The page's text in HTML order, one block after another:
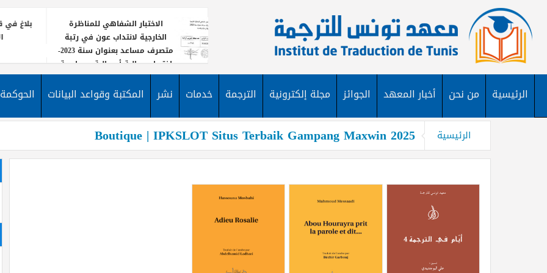
الاختبار الشفاهي للمناظرة
الخارجية لانتداب عون في رتبة
متصرف مساعد بعنوان سنة 2023-
اختصاص مالية أو مالية ومحاسبة
بلاغ في
يعلن
نشر
الرئيسية من نحن أخبار المعهد الجوائز مجلة إلكترونية الترجمة خدمات نشر المكتبة وقواعد البيانات الحوكمة
الرئيسية Boutique | IPKSLOT Situs Terbaik Gampang Maxwin 2025